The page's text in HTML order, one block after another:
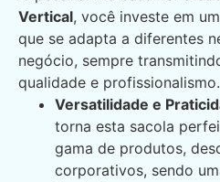
Vertical, você investe em
que se adapta a diferentes
negócio, sempre
qualidade e profissionalismo.
Versatilidade e
torna esta sacola
gama de produtos,
corporativos, sendo